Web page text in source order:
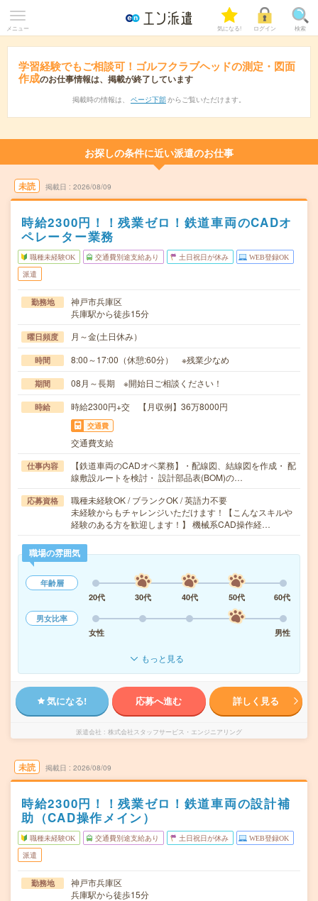
メニュー 気になる! ログイン 検索
学習経験でもご相談可！ゴルフクラブヘッドの測定・図面
作成のお仕事情報は、掲載が終了しています
掲載時の情報は、 ページ下部 からご覧いただけます。
お探しの条件に近い派遣のお仕事
未読 掲載日 2026/08/09
時給2300円！！残業ゼロ！鉄道車両のCADオ
ペレーター業務
職種未経験OK 交通費別途支給あり 土日祝日が休み WEB登録OK
派遣
勤務地
神戸市兵庫区
兵庫駅から徒歩15分
曜日頻度 月～金(土日休み）
時間 8:00～17:00（休憩:60分） ※残業少なめ
期間 08月～長期 ※開始日ご相談ください！
時給 時給2300円+交 【月収例】36万8000円
交通費
交通費支給
仕事内容
【鉄道車両のCADオペ業務】・配線図、結線図を作成・ 配
線敷設ルートを検討・ 設計部品表(BOM)の…
応募資格
職種未経験OK / ブランクOK / 英語力不要
未経験からもチャレンジいただけます！【こんなスキルや
経験のある方を歓迎します！】 機械系CAD操作経…
職場の雰囲気
年齢層
20代
30代 40代 50代
60代
男女比率
女性
男性
もっと見る
気になる! 応募へ進む 詳しく見る
派遣会社 株式会社スタッフサービス・エンジニアリング
未読 掲載日 2026/08/09
時給2300円！！残業ゼロ！鉄道車両の設計補
助（CAD操作メイン）
職種未経験OK 交通費別途支給あり 土日祝日が休み WEB登録OK
派遣
勤務地
神戸市兵庫区
兵庫駅から徒歩15分